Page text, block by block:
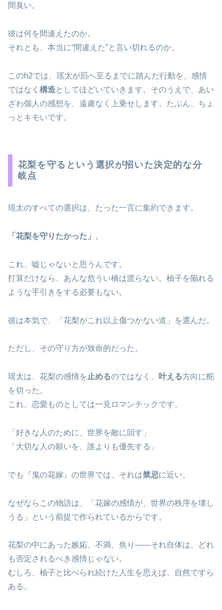
間臭い。
彼は何を間違えたのか。
それとも、本当に“間違えた”と言い切れるのか。
このh2では、瑶太が罰へ至るまでに踏んだ行動を、感情
ではなく 構造としてほどいていきます。そのうえで、あい
ざわ個人の感想を、遠慮なく上乗せします。たぶん、ちょ
っとキモいです。
花梨を守るという選択が招いた決定的な分
岐点
瑶太のすべての選択は、たった一言に集約できます。
「花梨を守りたかった」 。
これ、嘘じゃないと思うんです。
打算だけなら、あんな危うい橋は渡らない。柚子を陥れる
ような手引きをする必要もない。
彼は本気で、「花梨がこれ以上傷つかない道」を選んだ。
ただし、その守り方が致命的だった。
瑶太は、花梨の感情を 止めるのではなく、 叶える方向に舵
を切った。
これ、恋愛ものとしては一見ロマンチックです。
「好きな人のために、世界を敵に回す」
「大切な人の願いを、誰よりも優先する」
でも『鬼の花嫁』の世界では、それは禁忌に近い。
なぜならこの物語は、「花嫁の感情が、世界の秩序を壊し
うる」という前提で作られているからです。
花梨の中にあった嫉妬、不満、焦り――それ自体は、どれ
も否定されるべき感情じゃない。
むしろ、柚子と比べられ続けた人生を思えば、自然ですら
ある。